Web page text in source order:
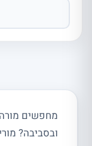
מחפשים מורה
ובסביבה?